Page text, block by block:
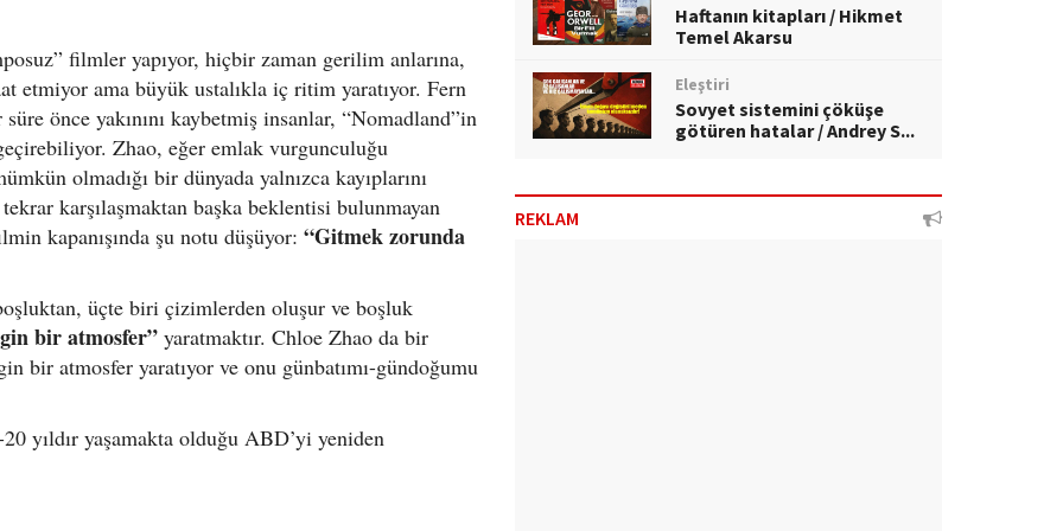
filmler yapıyor, hiçbir zaman gerilim anlarına,
etmiyor ama büyük ustalıkla iç ritim yaratıyor. Fern
önce yakınını kaybetmiş insanlar, “Nomadland”in
Zhao, eğer emlak vurgunculuğu
olmadığı bir dünyada yalnızca kayıplarını
karşılaşmaktan başka beklentisi bulunmayan
kapanışında şu notu düşüyor: “Gitmek zorunda
üçte biri çizimlerden oluşur ve boşluk
bir atmosfer” yaratmaktır. Chloe Zhao da bir
bir atmosfer yaratıyor ve onu günbatımı-gündoğumu
yıldır yaşamakta olduğu ABD’yi yeniden
Haftanın kitapları / Hikmet
Temel Akarsu
Eleştiri
Sovyet sistemini çöküşe
götüren hatalar / Andrey S...
REKLAM